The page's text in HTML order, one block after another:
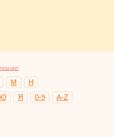
М
Н
Ю Я 0-9 A-Z